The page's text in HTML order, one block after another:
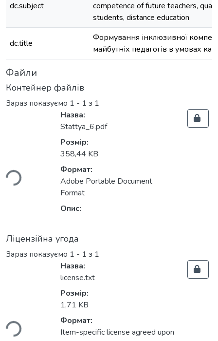
dc.subject
competence of future teachers,
students, distance education
dc.title
Формування інклюзивної
майбутніх педагогів в умовах
Файли
Контейнер файлів
Зараз показуємо 1 - 1 з 1
Назва:
Stattya_6.pdf
Розмір:
358,44 KB
Формат:
Adobe Portable Document
Format
Опис:
Ліцензійна угода
Зараз показуємо 1 - 1 з 1
Назва:
license.txt
Розмір:
1,71 KB
Формат:
Item-specific license agreed upon